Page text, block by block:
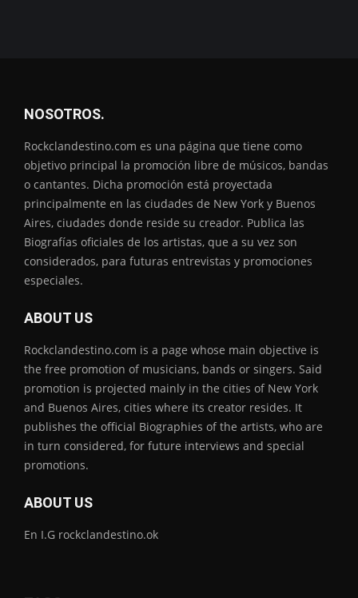
NOSOTROS.
Rockclandestino.com es una página que tiene como
objetivo principal la promoción libre de músicos, bandas
o cantantes. Dicha promoción está proyectada
principalmente en las ciudades de New York y Buenos
Aires, ciudades donde reside su creador. Publica las
Biografías oficiales de los artistas, que a su vez son
considerados, para futuras entrevistas y promociones
especiales.
ABOUT US
Rockclandestino.com is a page whose main objective is
the free promotion of musicians, bands or singers. Said
promotion is projected mainly in the cities of New York
and Buenos Aires, cities where its creator resides. It
publishes the official Biographies of the artists, who are
in turn considered, for future interviews and special
promotions.
ABOUT US
En I.G rockclandestino.ok